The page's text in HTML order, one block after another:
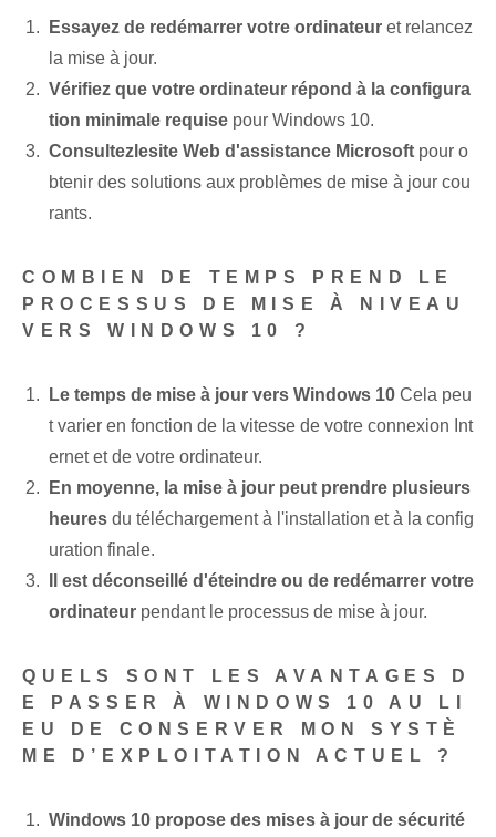
Essayez de redémarrer votre ordinateur et relancez
la mise à jour.
Vérifiez que votre ordinateur répond à la configura
tion minimale requise pour Windows 10.
Consultez⁢le⁢site Web d'assistance Microsoft pour o
btenir des solutions aux problèmes de mise à jour cou
rants.
COMBIEN DE TEMPS PREND LE
PROCESSUS DE MISE À NIVEAU
VERS WINDOWS 10 ?
Le temps de mise à jour vers Windows 10 Cela peu
t varier en fonction de la vitesse de votre connexion Int
ernet et de votre ordinateur.
En moyenne, la mise à jour⁢ peut prendre plusieurs
heures du téléchargement à l'installation et à la config
uration finale.
Il est déconseillé d'éteindre ou de redémarrer votre
ordinateur pendant le processus de mise à jour.
QUELS SONT LES AVANTAGES D
E PASSER À WINDOWS 10 AU LI
EU DE CONSERVER MON SYSTÈ
ME D’EXPLOITATION ACTUEL ?
Windows 10 propose des mises à jour de sécurité